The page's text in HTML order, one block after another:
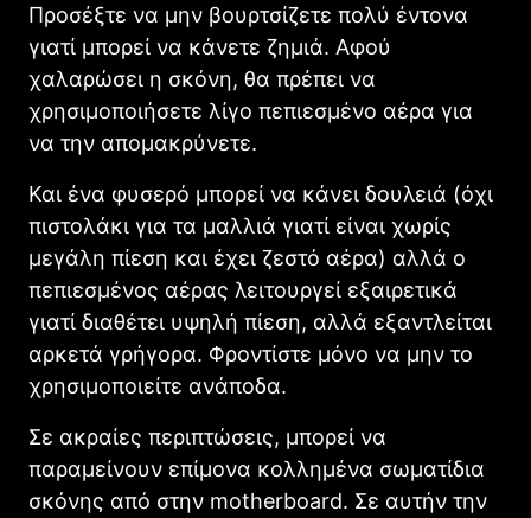
Προσέξτε να μην βουρτσίζετε πολύ έντονα
γιατί μπορεί να κάνετε ζημιά. Αφού
χαλαρώσει η σκόνη, θα πρέπει να
χρησιμοποιήσετε λίγο πεπιεσμένο αέρα για
να την απομακρύνετε.
Και ένα φυσερό μπορεί να κάνει δουλειά (όχι
πιστολάκι για τα μαλλιά γιατί είναι χωρίς
μεγάλη πίεση και έχει ζεστό αέρα) αλλά ο
πεπιεσμένος αέρας λειτουργεί εξαιρετικά
γιατί διαθέτει υψηλή πίεση, αλλά εξαντλείται
αρκετά γρήγορα. Φροντίστε μόνο να μην το
χρησιμοποιείτε ανάποδα.
Σε ακραίες περιπτώσεις, μπορεί να
παραμείνουν επίμονα κολλημένα σωματίδια
σκόνης από στην motherboard. Σε αυτήν την